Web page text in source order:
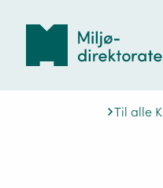
Til alle